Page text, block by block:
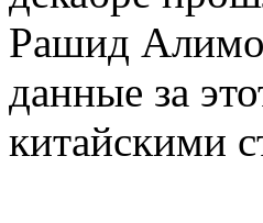
Рашид
данные за
китайскими